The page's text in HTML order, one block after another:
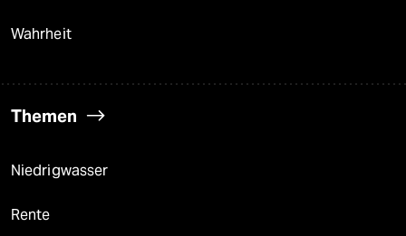
Wahrheit
Themen
Niedrigwasser
Rente